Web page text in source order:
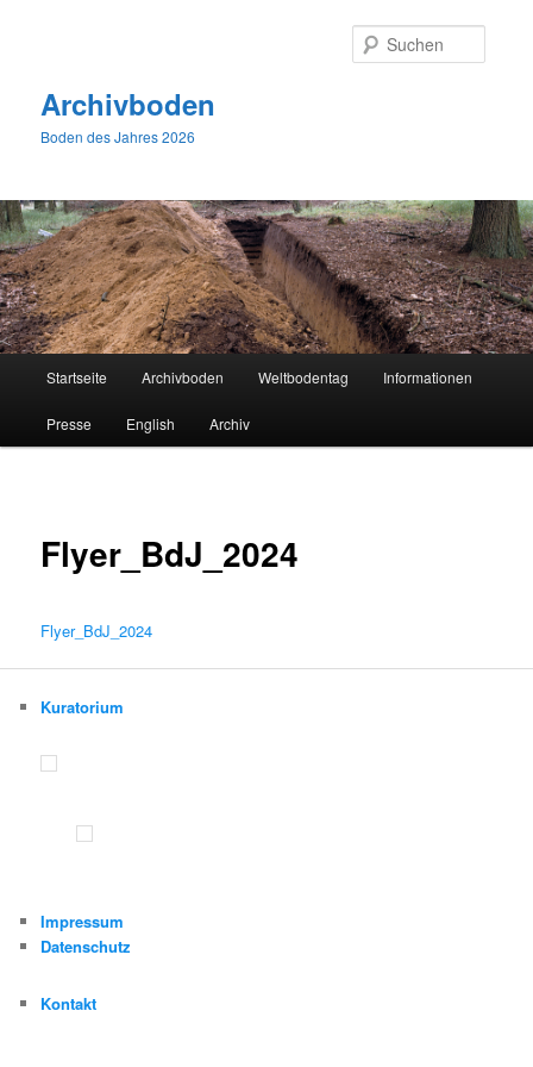
Archivboden
Boden des Jahres 2026
Startseite Archivboden Weltbodentag Informationen
Presse English Archiv
Flyer_BdJ_2024
Flyer_BdJ_2024
Kuratorium
Impressum
Datenschutz
Kontakt